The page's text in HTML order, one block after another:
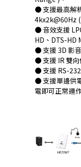
● 支援最高解
4kx2k@60Hz (
● 音效支援
HD、DTS-HD
● 支援 3D 影
● 支援 IR 雙向
● 支援 RS-232
● 支援單邊供
電即可正常運